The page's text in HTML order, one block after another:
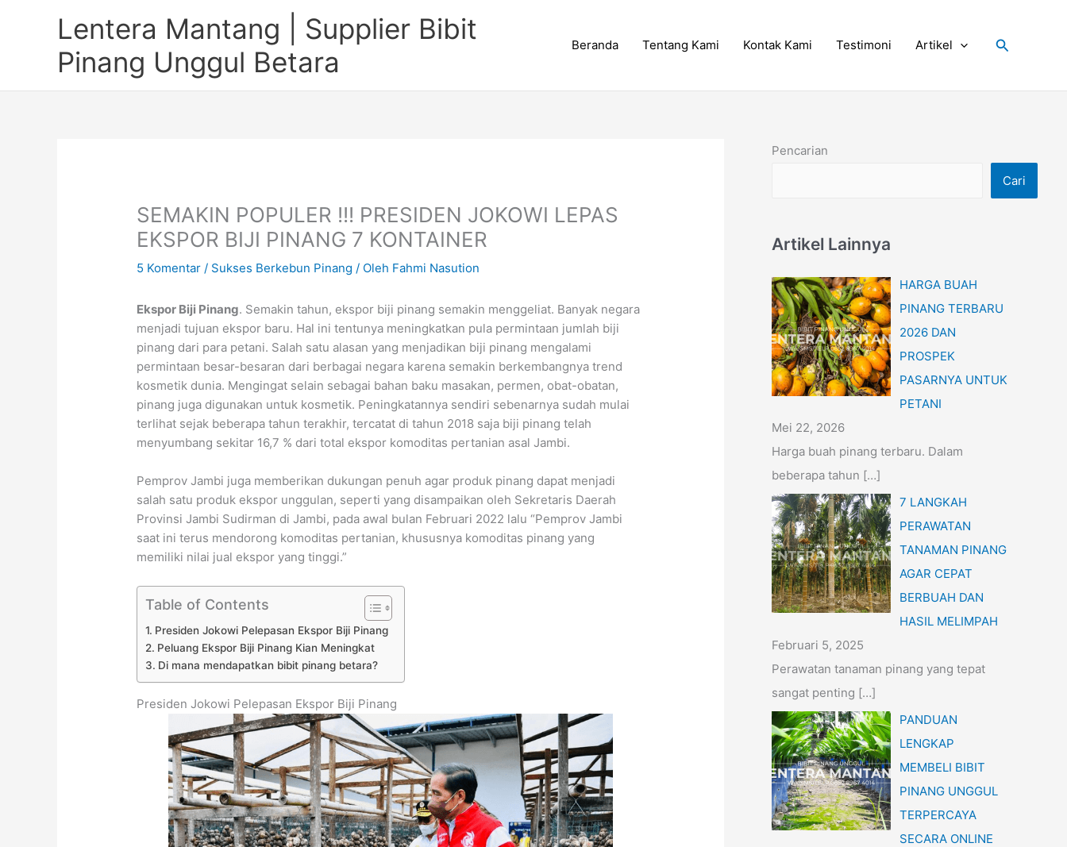
Lentera Mantang | Supplier Bibit
Pinang Unggul Betara
Beranda Tentang Kami Kontak Kami Testimoni Artikel Cari
SEMAKIN POPULER !!! PRESIDEN JOKOWI LEPAS
EKSPOR BIJI PINANG 7 KONTAINER
5 Komentar / Sukses Berkebun Pinang / Oleh Fahmi Nasution
Ekspor Biji Pinang. Semakin tahun, ekspor biji pinang semakin menggeliat. Banyak negara
menjadi tujuan ekspor baru. Hal ini tentunya meningkatkan pula permintaan jumlah biji
pinang dari para petani. Salah satu alasan yang menjadikan biji pinang mengalami
permintaan besar-besaran dari berbagai negara karena semakin berkembangnya trend
kosmetik dunia. Mengingat selain sebagai bahan baku masakan, permen, obat-obatan,
pinang juga digunakan untuk kosmetik. Peningkatannya sendiri sebenarnya sudah mulai
terlihat sejak beberapa tahun terakhir, tercatat di tahun 2018 saja biji pinang telah
menyumbang sekitar 16,7 % dari total ekspor komoditas pertanian asal Jambi.
Pemprov Jambi juga memberikan dukungan penuh agar produk pinang dapat menjadi
salah satu produk ekspor unggulan, seperti yang disampaikan oleh Sekretaris Daerah
Provinsi Jambi Sudirman di Jambi, pada awal bulan Februari 2022 lalu “Pemprov Jambi
saat ini terus mendorong komoditas pertanian, khususnya komoditas pinang yang
memiliki nilai jual ekspor yang tinggi.”
Table of Contents
Presiden Jokowi Pelepasan Ekspor Biji Pinang
Peluang Ekspor Biji Pinang Kian Meningkat
Di mana mendapatkan bibit pinang betara?
Presiden Jokowi Pelepasan Ekspor Biji Pinang
Pencarian
Cari
Artikel Lainnya
HARGA BUAH
PINANG TERBARU
2026 DAN
PROSPEK
PASARNYA UNTUK
PETANI
Mei 22, 2026
Harga buah pinang terbaru. Dalam
beberapa tahun […]
7 LANGKAH
PERAWATAN
TANAMAN PINANG
AGAR CEPAT
BERBUAH DAN
HASIL MELIMPAH
Februari 5, 2025
Perawatan tanaman pinang yang tepat
sangat penting […]
PANDUAN
LENGKAP
MEMBELI BIBIT
PINANG UNGGUL
TERPERCAYA
SECARA ONLINE